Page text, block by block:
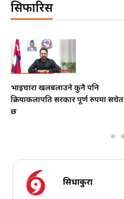
सिफारिस
भाइचारा खलबलाउने कुनै पनि
क्रियाकलापप्रति सरकार पूर्ण रुपमा सचेत
छ
सिधाकुरा